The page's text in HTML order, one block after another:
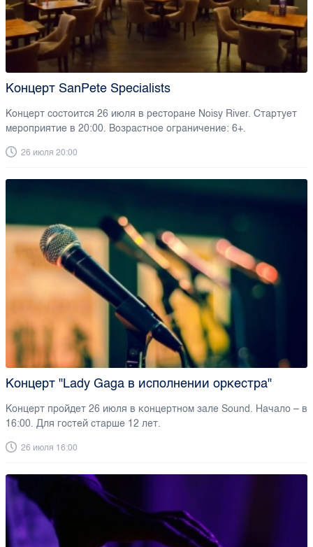
Концерт SanPete Specialists
Концерт состоится 26 июля в ресторане Noisy River. Стартует
мероприятие в 20:00. Возрастное ограничение: 6+.
26 июля 20:00
Концерт "Lady Gaga в исполнении оркестра"
Концерт пройдет 26 июля в концертном зале Sound. Начало – в
16:00. Для гостей старше 12 лет.
26 июля 16:00